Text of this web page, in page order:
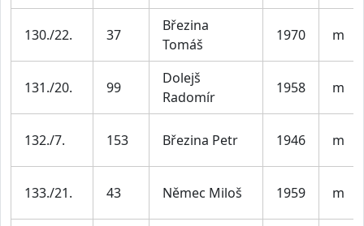
130./22. 37
Březina
Tomáš
1970 m
131./20. 99
Dolejš
Radomír
1958 m
132./7. 153 Březina Petr 1946 m
133./21. 43 Němec Miloš 1959 m